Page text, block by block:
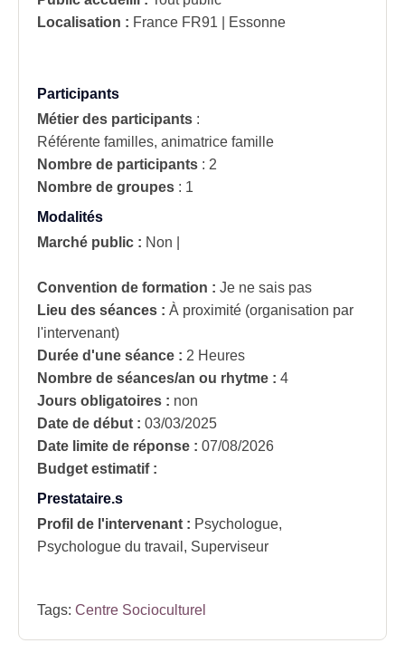
Localisation : France FR91 | Essonne
Participants
Métier des participants :
Référente familles, animatrice famille
Nombre de participants : 2
Nombre de groupes : 1
Modalités
Marché public : Non
Convention de formation : Je ne sais pas
Lieu des séances : À proximité (organisation par
l'intervenant)
Durée d'une séance : 2 Heures
Nombre de séances/an ou rhytme : 4
Jours obligatoires : non
Date de début : 03/03/2025
Date limite de réponse : 07/08/2026
Budget estimatif :
Prestataire.s
Profil de l'intervenant : Psychologue,
Psychologue du travail, Superviseur
Tags: Centre Socioculturel